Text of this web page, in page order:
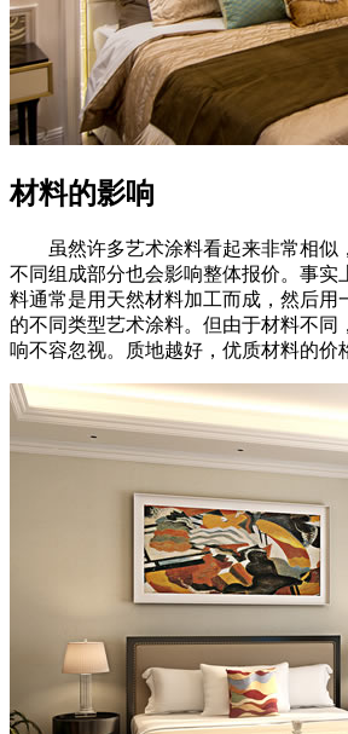
材料的影响
虽然许多艺术涂料看起来非常相似
不同组成部分也会影响整体报价。事实
料通常是用天然材料加工而成，然后用
的不同类型艺术涂料。但由于材料不同
响不容忽视。质地越好，优质材料的价